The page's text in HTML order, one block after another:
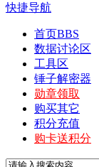
快捷导航
首页BBS
数据讨论区
工具区
锤子解密器
勋章领取
购买其它
积分充值
购卡送积分